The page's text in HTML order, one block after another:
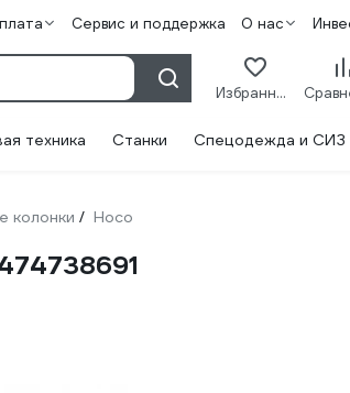
Сервис и поддержка О нас
Избранное
техника Станки Спецодежда и СИЗ
колонки / Hoco